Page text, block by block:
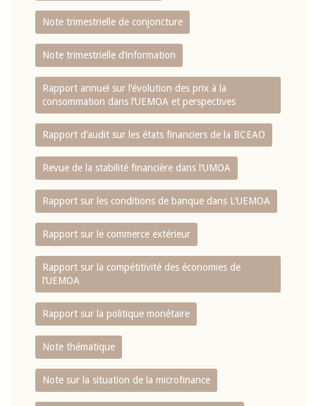
Note trimestrielle de conjoncture
Note trimestrielle d‘information
Rapport annuel sur l‘évolution des prix à la
consommation dans l‘UEMOA et perspectives
Rapport d‘audit sur les états financiers de la BCEAO
Revue de la stabilité financière dans l‘UMOA
Rapport sur les conditions de banque dans L‘UEMOA
Rapport sur le commerce extérieur
Rapport sur la compétitivité des économies de
l‘UEMOA
Rapport sur la politique monétaire
Note thématique
Note sur la situation de la microfinance